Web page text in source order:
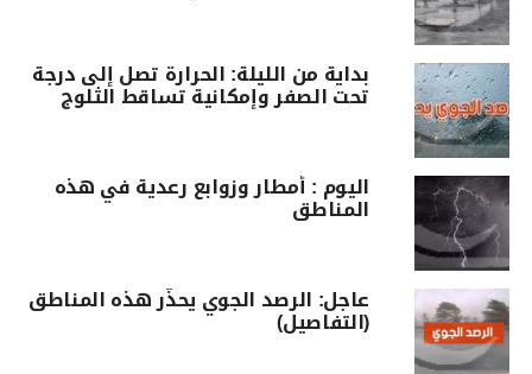
بداية من الليلة: الحرارة تصل إلى درجة
تحت الصفر وإمكانية تساقط الثلوج
اليوم : أمطار وزوابع رعدية في هذه
المناطق
عاجل: الرصد الجوي يحذّر هذه المناطق
(التفاصيل)